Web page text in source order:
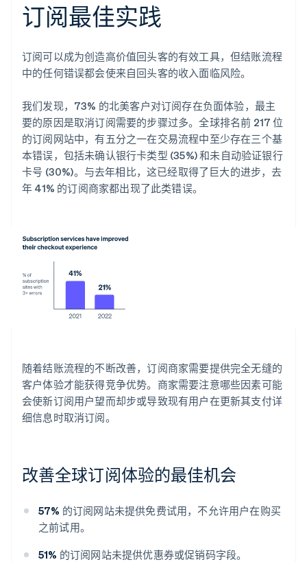
订阅最佳实践
订阅可以成为创造高价值回头客的有效工具，但结账流程
中的任何错误都会使来自回头客的收入面临风险。
我们发现，73% 的北美客户对订阅存在负面体验，最主
要的原因是取消订阅需要的步骤过多。全球排名前 217 位
的订阅网站中，有五分之一在交易流程中至少存在三个基
本错误，包括未确认银行卡类型 (35%) 和未自动验证银行
卡号 (30%)。与去年相比，这已经取得了巨大的进步，去
年 41% 的订阅商家都出现了此类错误。
随着结账流程的不断改善，订阅商家需要提供完全无缝的
客户体验才能获得竞争优势。商家需要注意哪些因素可能
会使新订阅用户望而却步或导致现有用户在更新其支付详
细信息时取消订阅。
改善全球订阅体验的最佳机会
57% 的订阅网站未提供免费试用，不允许用户在购买
之前试用。
51% 的订阅网站未提供优惠券或促销码字段。